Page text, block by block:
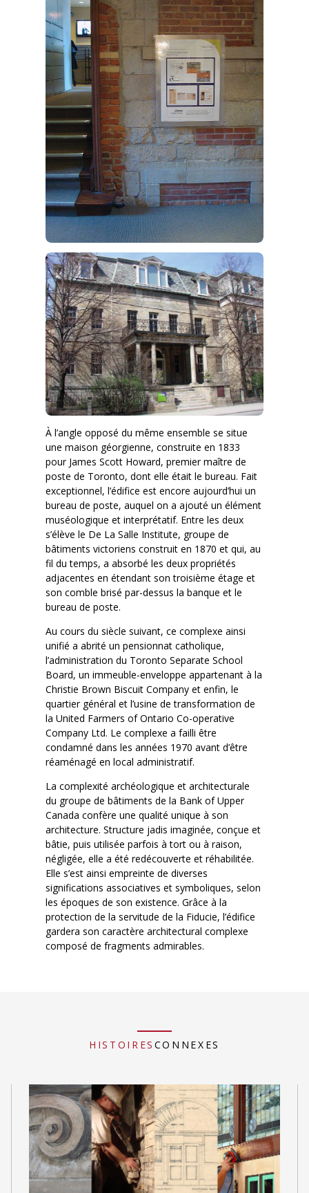
À l’angle opposé du même ensemble se situe
une maison géorgienne, construite en 1833
pour James Scott Howard, premier maître de
poste de Toronto, dont elle était le bureau. Fait
exceptionnel, l’édifice est encore aujourd’hui un
bureau de poste, auquel on a ajouté un élément
muséologique et interprétatif. Entre les deux
s’élève le De La Salle Institute, groupe de
bâtiments victoriens construit en 1870 et qui, au
fil du temps, a absorbé les deux propriétés
adjacentes en étendant son troisième étage et
son comble brisé par-dessus la banque et le
bureau de poste.
Au cours du siècle suivant, ce complexe ainsi
unifié a abrité un pensionnat catholique,
l’administration du Toronto Separate School
Board, un immeuble-enveloppe appartenant à la
Christie Brown Biscuit Company et enfin, le
quartier général et l’usine de transformation de
la United Farmers of Ontario Co-operative
Company Ltd. Le complexe a failli être
condamné dans les années 1970 avant d’être
réaménagé en local administratif.
La complexité archéologique et architecturale
du groupe de bâtiments de la Bank of Upper
Canada confère une qualité unique à son
architecture. Structure jadis imaginée, conçue et
bâtie, puis utilisée parfois à tort ou à raison,
négligée, elle a été redécouverte et réhabilitée.
Elle s’est ainsi empreinte de diverses
significations associatives et symboliques, selon
les époques de son existence. Grâce à la
protection de la servitude de la Fiducie, l’édifice
gardera son caractère architectural complexe
composé de fragments admirables.
HISTOIRES CONNEXES